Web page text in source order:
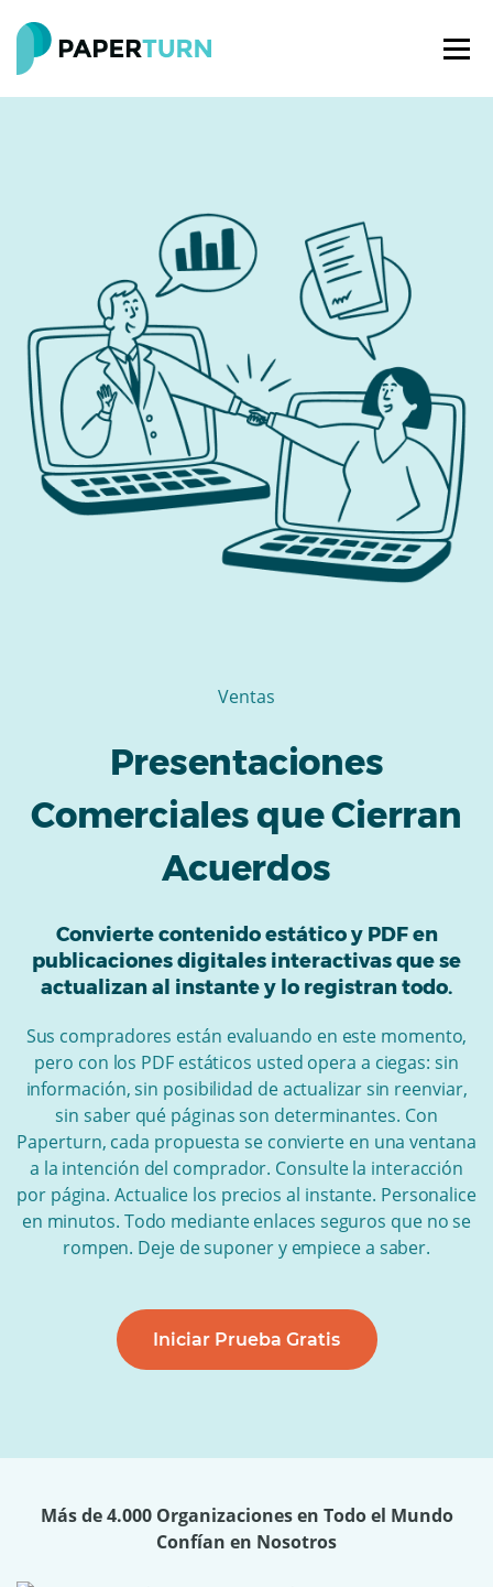
Ventas
Presentaciones
Comerciales que Cierran
Acuerdos
Convierte contenido estático y PDF en
publicaciones digitales interactivas que se
actualizan al instante y lo registran todo.
Sus compradores están evaluando en este momento,
pero con los PDF estáticos usted opera a ciegas: sin
información, sin posibilidad de actualizar sin reenviar,
sin saber qué páginas son determinantes. Con
Paperturn, cada propuesta se convierte en una ventana
a la intención del comprador. Consulte la interacción
por página. Actualice los precios al instante. Personalice
en minutos. Todo mediante enlaces seguros que no se
rompen. Deje de suponer y empiece a saber.
Iniciar Prueba Gratis
Más de 4.000 Organizaciones en Todo el Mundo
Confían en Nosotros